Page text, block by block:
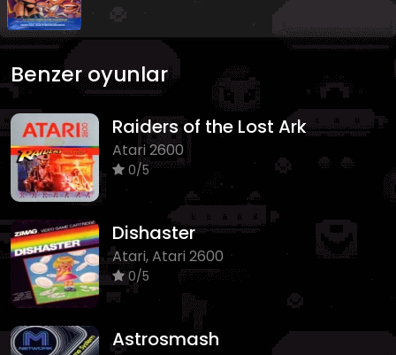
Benzer oyunlar
Raiders of the Lost Ark
Atari 2600
0/5
Dishaster
Atari, Atari 2600
0/5
Astrosmash